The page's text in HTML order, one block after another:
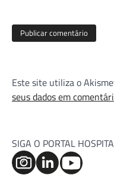
Este site utiliza o
seus dados em
SIGA O PORTAL